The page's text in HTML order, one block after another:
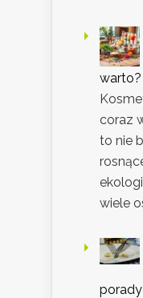
warto?
coraz
to nie
wiele